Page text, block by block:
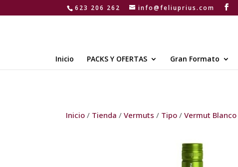
623 206 262 info@feliuprius.com
Inicio PACKS Y OFERTAS Gran Formato
Inicio / Tienda / Vermuts / Tipo / Vermut Blanco